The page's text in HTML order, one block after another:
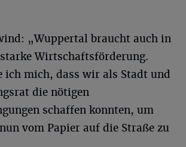
„Wuppertal braucht auch in
Wirtschaftsförderung.
ich mich, dass wir als Stadt und
die nötigen
schaffen konnten, um
vom Papier auf die Straße zu